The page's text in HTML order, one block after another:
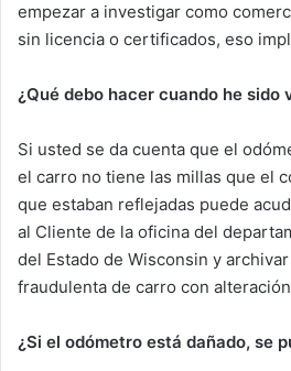
empezar a investigar como
sin licencia o certificados, eso
¿Qué debo hacer cuando he sido
Si usted se da cuenta que el
el carro no tiene las millas que el
que estaban reflejadas puede
al Cliente de la oficina del
del Estado de Wisconsin y
fraudulenta de carro con
¿Si el odómetro está dañado, se